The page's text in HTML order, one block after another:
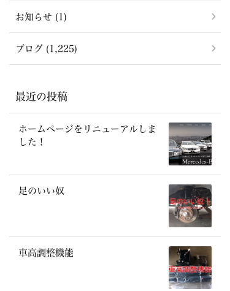
お知らせ (1)
ブログ (1,225)
最近の投稿
ホームページをリニューアルしま
した！
足のいい奴
車高調整機能